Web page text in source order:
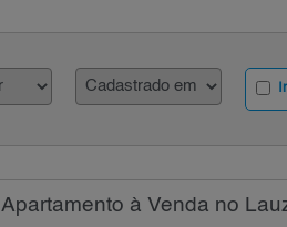
Apartamento à Venda no